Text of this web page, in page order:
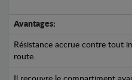
Avantages:
Résistance accrue contre tout
route.